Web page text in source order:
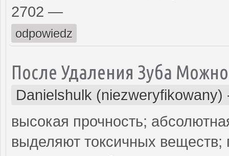
2702 —
odpowiedz
После Удаления Зуба
Danielshulk (niezweryfikowany)
высокая прочность;
выделяют токсичных веществ;